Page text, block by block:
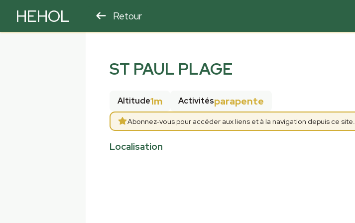
HEHOL Retour
ST PAUL PLAGE
Altitude1m Activitésparapente
Abonnez-vous pour accéder aux liens et à la navigation depuis ce site.
Localisation